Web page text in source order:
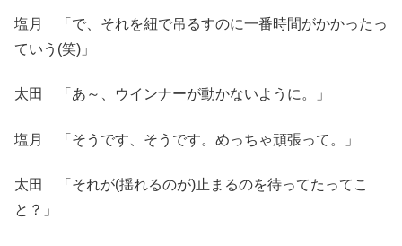
塩月 「で、それを紐で吊るすのに一番時間がかかったっ
ていう(笑)」
太田 「あ～、ウインナーが動かないように。」
塩月 「そうです、そうです。めっちゃ頑張って。」
太田 「それが(揺れるのが)止まるのを待ってたってこ
と？」